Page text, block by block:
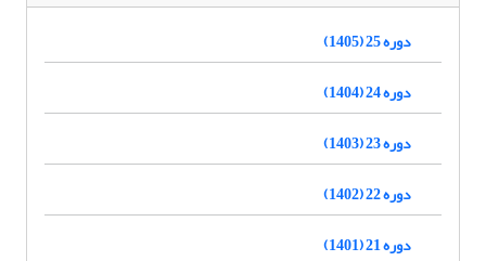
دوره 25 (1405)
دوره 24 (1404)
دوره 23 (1403)
دوره 22 (1402)
دوره 21 (1401)